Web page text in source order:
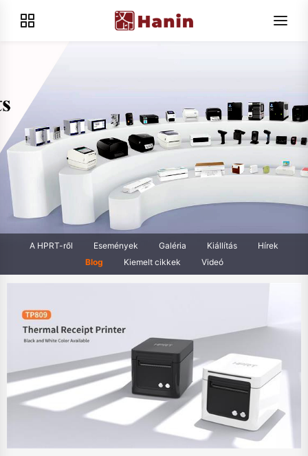
A HPRT-ről Események Galéria Kiállítás
Hírek
Blog
Kiemelt cikkek Videó